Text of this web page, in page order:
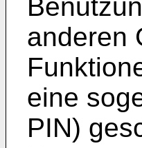
anderen
eine
PIN)